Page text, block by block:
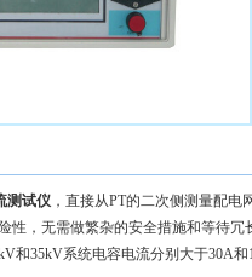
测试仪 ，直接从PT的二次侧测量配
性，无需做繁杂的安全措施和等待
和35kV系统电容电流分别大于30A